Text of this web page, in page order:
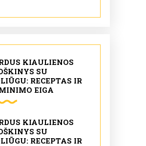
KIAULIENOS
SU
RECEPTAS IR
EIGA
KIAULIENOS
SU
RECEPTAS IR